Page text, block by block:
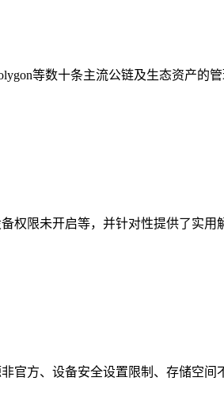
等数十条主流公链及生态资产的
权限未开启等，并针对性提供了实用
官方、设备安全设置限制、存储空间